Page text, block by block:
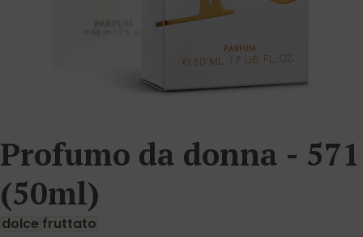
Profumo da donna - 571
(50ml)
dolce fruttato